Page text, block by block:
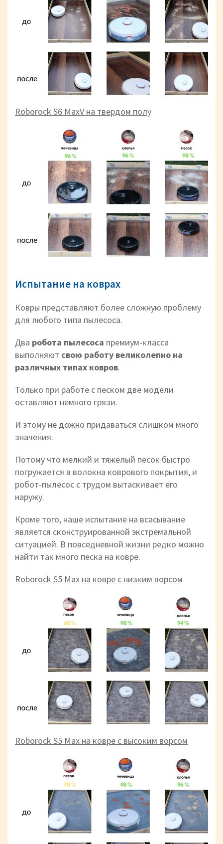
Roborock S6 MaxV на твердом полу
Испытание на коврах
Ковры представляют более сложную проблему
для любого типа пылесоса.
Два робота пылесоса премиум-класса
выполняют свою работу великолепно на
различных типах ковров.
Только при работе с песком две модели
оставляют немного грязи.
И этому не дожно придаваться слишком много
значения.
Потому что мелкий и тяжелый песок быстро
погружается в волокна коврового покрытия, и
робот-пылесос с трудом вытаскивает его
наружу.
Кроме того, наше испытание на всасывание
является сконструированной экстремальной
ситуацией. В повседневной жизни редко можно
найти так много песка на ковре.
Roborock S5 Max на ковре с низким ворсом
Roborock S5 Max на ковре с высоким ворсом